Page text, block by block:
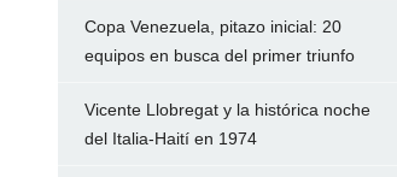
Copa Venezuela, pitazo inicial: 20
equipos en busca del primer triunfo
Vicente Llobregat y la histórica noche
del Italia-Haití en 1974